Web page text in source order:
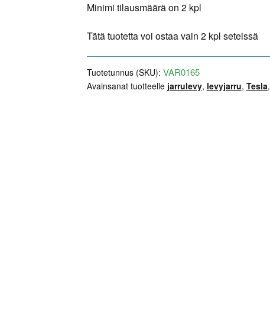
Tesla
Model
S
/
X
määrä
Minimi tilausmäärä on 2 kpl
Tätä tuotetta voi ostaa vain 2 kpl seteissä
Tuotetunnus (SKU): VAR0165
Avainsanat tuotteelle jarrulevy, levyjarru, Tesla,